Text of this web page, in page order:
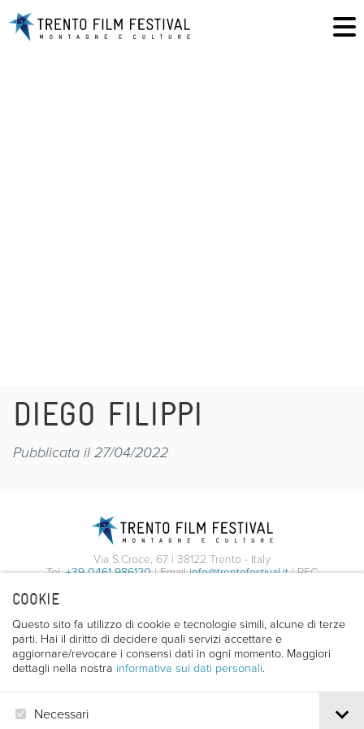
COOKIE
Questo sito fa utilizzo di cookie e tecnologie simili, alcune di terze
parti. Hai il diritto di decidere quali servizi accettare e
aggiornare/revocare i consensi dati in ogni momento. Maggiori
dettagli nella nostra informativa sui dati personali.
Necessari
DIEGO FILIPPI
Pubblicata il 27/04/2022
Via S.Croce, 67 | 38122 Trento - Italy
Tel.+39 0461 986120| Emailinfo@trentofestival.it| PEC